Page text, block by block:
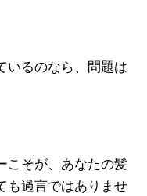
いるのなら、問題は
こそが、あなたの髪
も過言ではありませ